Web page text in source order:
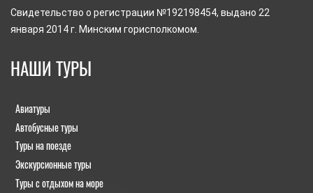
Свидетельство о регистрации №192198454, выдано 22
января 2014 г. Минским горисполкомом.
НАШИ ТУРЫ
Авиатуры
Автобусные туры
Туры на поезде
Экскурсионные туры
Туры с отдыхом на море